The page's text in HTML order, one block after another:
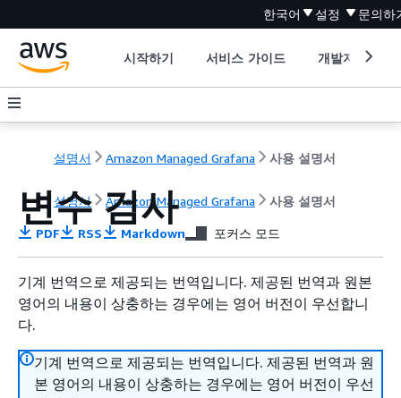
한국어 설정 문의하
시작하기 서비스 가이드 개발자 도구
설명서 Amazon Managed Grafana 사용 설명서
설명서 Amazon Managed Grafana 사용 설명서
변수 검사
PDF RSS Markdown 포커스 모드
기계 번역으로 제공되는 번역입니다. 제공된 번역과 원본
영어의 내용이 상충하는 경우에는 영어 버전이 우선합니
다.
기계 번역으로 제공되는 번역입니다. 제공된 번역과 원
본 영어의 내용이 상충하는 경우에는 영어 버전이 우선